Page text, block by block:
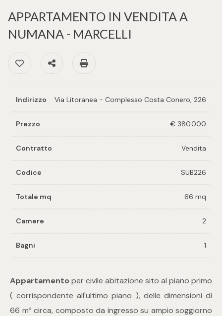
APPARTAMENTO IN VENDITA A
NUMANA - MARCELLI
Preferiti: Cod. SUB226
Condividi
Indirizzo Via Litoranea - Complesso Costa Conero, 226
Prezzo € 380.000
Contratto Vendita
Codice SUB226
Totale mq 66 mq
Camere 2
Bagni 1
Appartamento per civile abitazione sito al piano primo
( corrispondente all'ultimo piano ), delle dimensioni di
66 m² circa, composto da ingresso su ampio soggiorno
Richiedi
immobile
vendi il
immobile
Contattaci
Provincia
Comune
-
Residenziali
Commerciali
Industriali
Terreni